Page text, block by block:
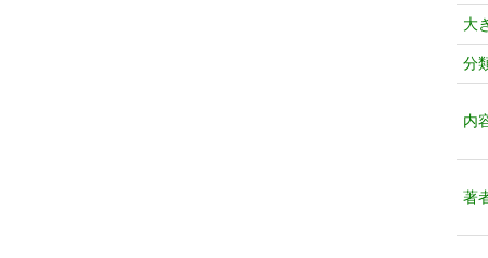
大
分
内
著